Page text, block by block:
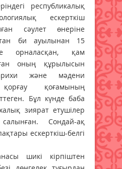
республикалық
ескерткіш
сәулет өнеріне
би ауылынан 15
орналасқан, қам
оның құрылысын
және мәдени
қорғау қоғамының
Бұл күнде баба
зиярат етушілер
Сондай-ақ
ескерткіш-белгі
шикі кірпіштен